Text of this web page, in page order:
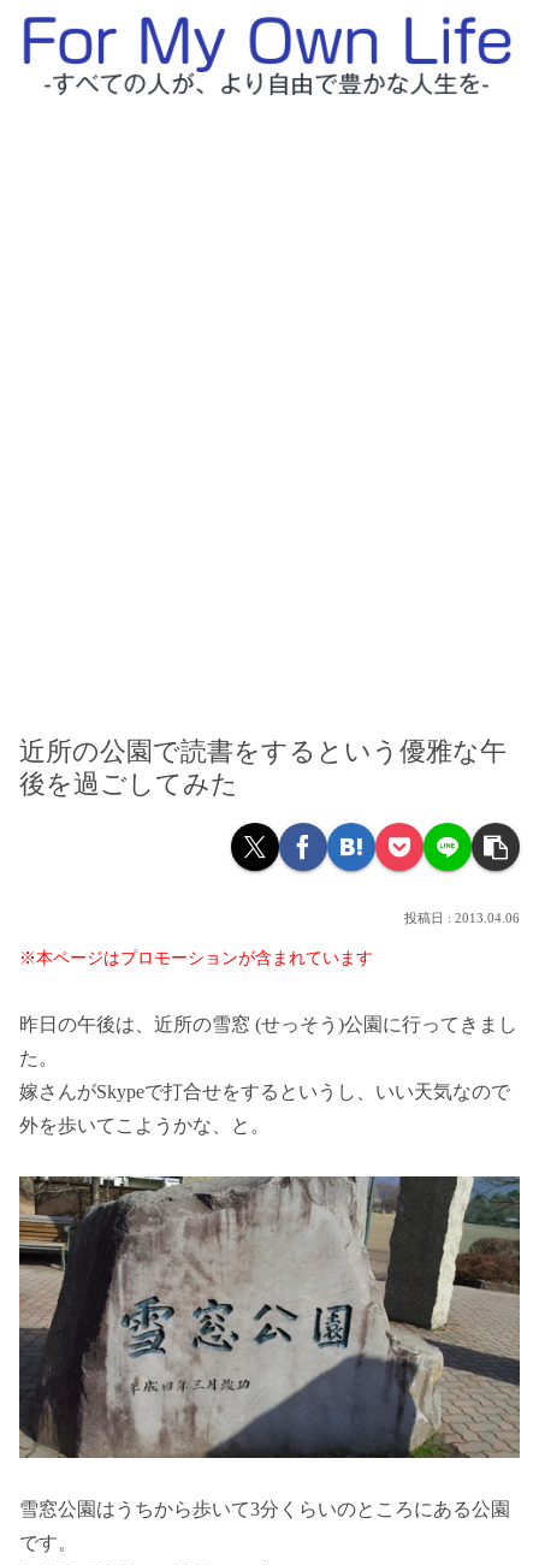
近所の公園で読書をするという優雅な午
後を過ごしてみた
2013.04.06
※本ページはプロモーションが含まれています
昨日の午後は、近所の雪窓 (せっそう)公園に行ってきまし
た。
嫁さんがSkypeで打合せをするというし、いい天気なので
外を歩いてこようかな、と。
雪窓公園はうちから歩いて3分くらいのところにある公園
です。